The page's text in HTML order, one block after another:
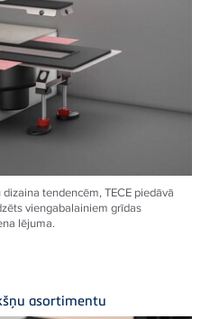
tendencēm,TECE piedāvā
viengabalainiem grīdas
lējuma.
asortimentu